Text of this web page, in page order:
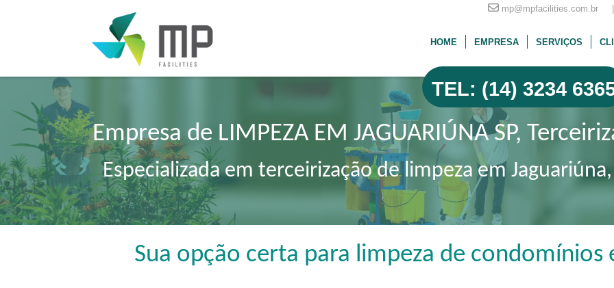
mp@mpfacilities.com.br
HOME EMPRESA SERVIÇOS
TEL: (14) 3234
Empresa de LIMPEZA EM JAGUARIÚNA SP,
Especializada em terceirização de limpeza em
Sua opção certa para limpeza de condomínios